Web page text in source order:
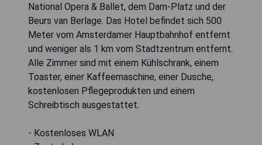
National Opera & Ballet, dem Dam-Platz und der
Beurs van Berlage. Das Hotel befindet sich 500
Meter vom Amsterdamer Hauptbahnhof entfernt
und weniger als 1 km vom Stadtzentrum entfernt.
Alle Zimmer sind mit einem Kühlschrank, einem
Toaster, einer Kaffeemaschine, einer Dusche,
kostenlosen Pflegeprodukten und einem
Schreibtisch ausgestattet.
- Kostenloses WLAN